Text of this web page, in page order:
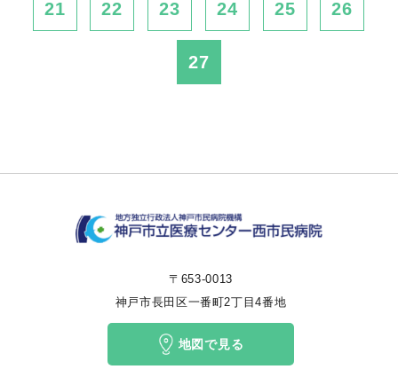
21 22 23 24 25 26
27
〒653-0013
神戸市長田区一番町2丁目4番地
地図で見る